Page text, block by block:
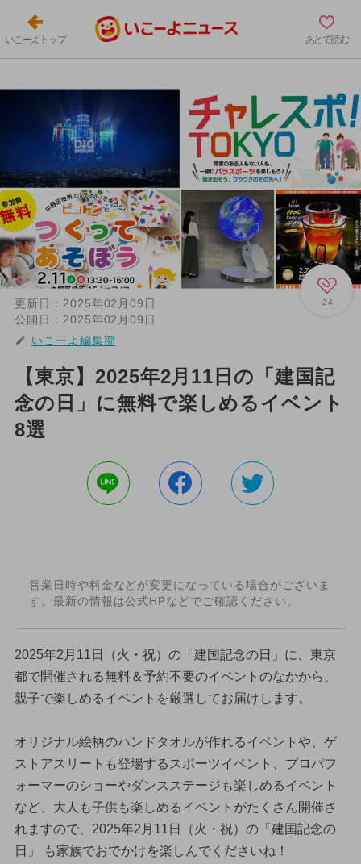
いこーよトップ あとで読む
24
更新日： 2025年02月09日
公開日： 2025年02月09日
いこーよ編集部
【東京】2025年2月11日の「建国記
念の日」に無料で楽しめるイベント
8選
営業日時や料金などが変更になっている場合がございま
す。最新の情報は公式HPなどでご確認ください。
2025年2月11日（火・祝）の「建国記念の日」に、東京
都で開催される無料＆予約不要のイベントのなかから、
親子で楽しめるイベントを厳選してお届けします。
オリジナル絵柄のハンドタオルが作れるイベントや、ゲ
ストアスリートも登場するスポーツイベント、プロパフ
ォーマーのショーやダンスステージも楽しめるイベント
など、大人も子供も楽しめるイベントがたくさん開催さ
れますので、2025年2月11日（火・祝）の「建国記念の
日」 も家族でおでかけを楽しんでくださいね！